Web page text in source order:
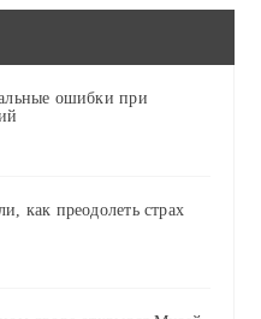
ошибки при
как преодолеть страх